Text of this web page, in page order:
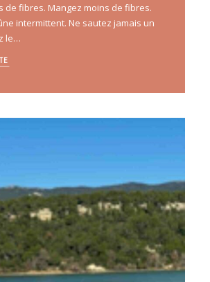
de fibres. Mangez moins de fibres.
intermittent. Ne sautez jamais un
le…